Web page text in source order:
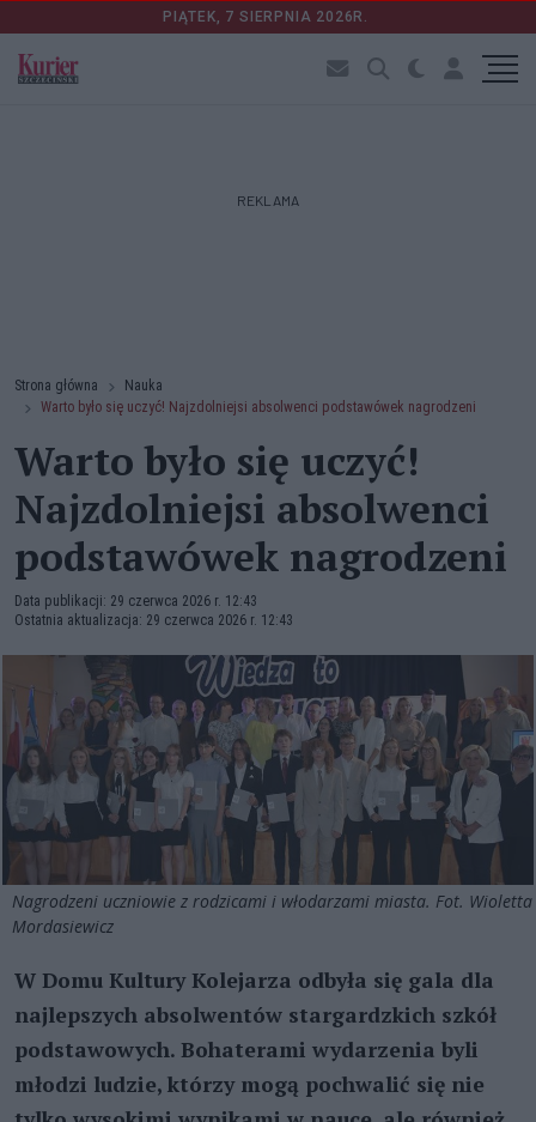
PIĄTEK, 7 SIERPNIA 2026R.
REKLAMA
Strona główna
Nauka
Warto było się uczyć! Najzdolniejsi absolwenci podstawówek nagrodzeni
Warto było się uczyć!
Najzdolniejsi absolwenci
podstawówek nagrodzeni
Data publikacji: 29 czerwca 2026 r. 12:43
Ostatnia aktualizacja: 29 czerwca 2026 r. 12:43
Nagrodzeni uczniowie z rodzicami i włodarzami miasta. Fot. Wioletta
Mordasiewicz
W Domu Kultury Kolejarza odbyła się gala dla
najlepszych absolwentów stargardzkich szkół
podstawowych. Bohaterami wydarzenia byli
młodzi ludzie, którzy mogą pochwalić się nie